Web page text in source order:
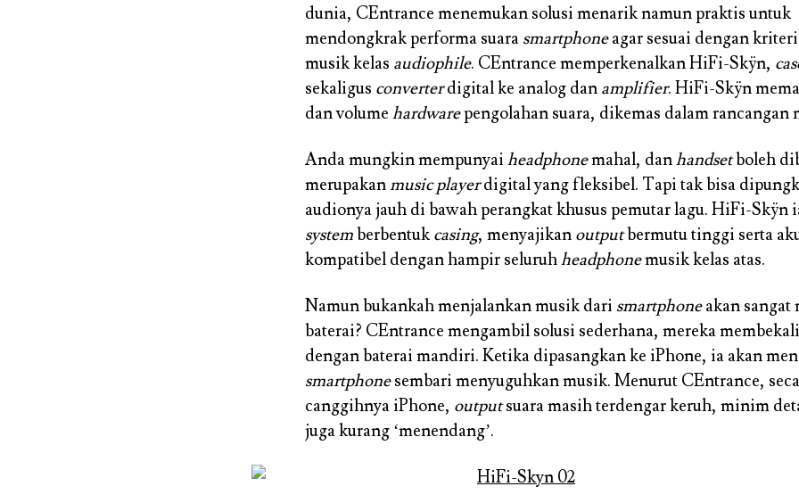
dunia, CEntrance menemukan solusi menarik namun praktis untuk
mendongkrak performa suara smartphoneagar sesuai dengan
musik kelas audiophile. CEntrance memperkenalkan HiFi-Skÿn,
sekaligus converterdigital ke analog dan amplifier. HiFi-Skÿn
dan volume hardwarepengolahan suara, dikemas dalam rancangan
Anda mungkin mempunyai headphonemahal, danhandsetboleh
merupakan music playerdigital yang fleksibel. Tapi tak bisa
audionya jauh di bawah perangkat khusus pemutar lagu. HiFi-Skÿn
systemberbentukcasing, menyajikan outputbermutu tinggi serta
kompatibel dengan hampir seluruhheadphonemusik kelas atas.
Namun bukankah menjalankan musik dari smartphoneakan sangat
baterai? CEntrance mengambil solusi sederhana, mereka
dengan baterai mandiri. Ketika dipasangkan ke iPhone, ia akan
smartphonesembari menyuguhkan musik. Menurut CEntrance,
canggihnya iPhone, outputsuara masih terdengar keruh, minim
juga kurang ‘menendang’.